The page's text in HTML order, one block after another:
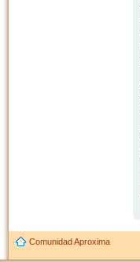
Comunidad Aproxima